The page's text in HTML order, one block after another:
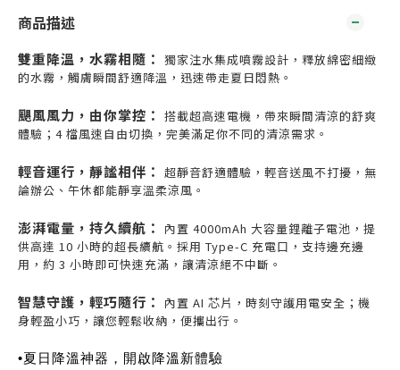
商品描述
雙重降溫，水霧相隨： 獨家注水集成噴霧設計，釋放綿密細緻
的水霧，觸膚瞬間舒適降溫，迅速帶走夏日悶熱。
颶風風力，由你掌控： 搭載超高速電機，帶來瞬間清涼的舒爽
體驗；4 檔風速自由切換，完美滿足你不同的清涼需求。
輕音運行，靜謐相伴： 超靜音舒適體驗，輕音送風不打擾，無
論辦公、午休都能靜享溫柔涼風。
澎湃電量，持久續航：
內置 4000mAh 大容量鋰離子電池，提
供高達 10 小時的超長續航。採用 Type-C 充電口，支持邊充邊
用，約 3 小時即可快速充滿，讓清涼絕不中斷。
智慧守護，輕巧隨行：
內置 AI 芯片，時刻守護用電安全；機
身輕盈小巧，讓您輕鬆收納，便攜出行。
•夏日降溫神器，開啟降溫新體驗